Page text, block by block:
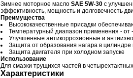
Зимнее моторное масло SAE 5W-30 с
эффективность, мощность и долговечность
Преимущества
Высококачественные присадки
Температурный диапазон применения - от
Улучшенные антикоррозионные и
Защита от образования нагара в
Защита двигателя при холодном запуске
Использование
Для смазки трущихся частей в
Характеристики